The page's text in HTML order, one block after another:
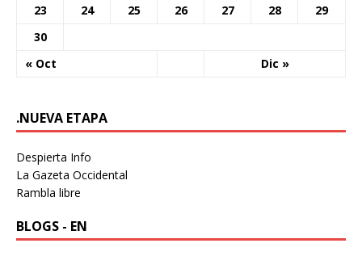
« Oct Dic »
23
24 25 26 27 28
29
30
.NUEVA ETAPA
Despierta Info
La Gazeta Occidental
Rambla libre
BLOGS - EN